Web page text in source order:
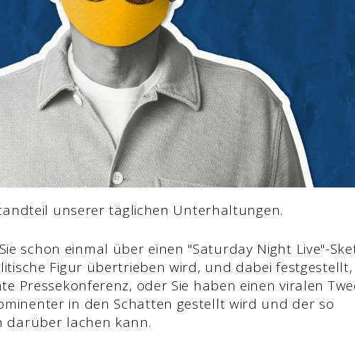
unserer täglichen Unterhaltungen.
schon einmal über einen "Saturday Night Live"-
Figur übertrieben wird, und dabei festgestellt,
Pressekonferenz, oder Sie haben einen viralen
in den Schatten gestellt wird und der so
darüber lachen kann.